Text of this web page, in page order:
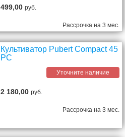
499,00руб.
Рассрочка на 3 мес.
Культиватор Pubert Compact 45
PC
Уточните наличие
2 180,00руб.
Рассрочка на 3 мес.